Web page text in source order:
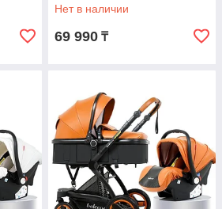
Нет в наличии
69 990 ₸